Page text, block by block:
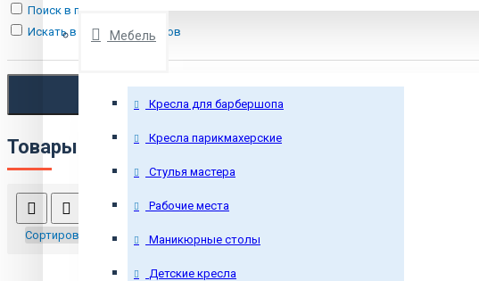
Мебель
Кресла для барбершопа
Кресла парикмахерские
Стулья мастера
Рабочие места
Маникюрные столы
Детские кресла
Поиск в подкатегориях
Искать в описании товаров
Товары, соответствующие критериям поиска
Сравнение товаров
Сортировка: